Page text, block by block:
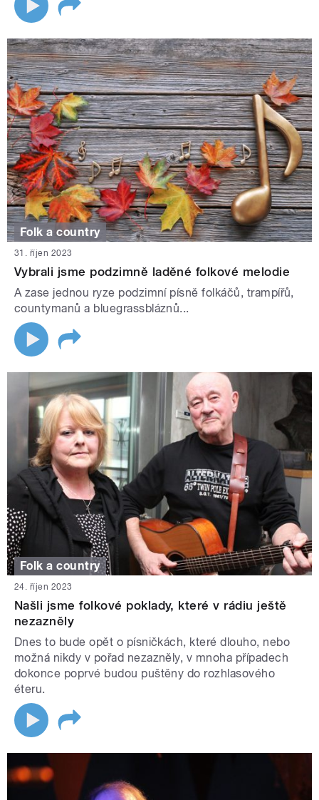
Folk a country
31. říjen 2023
Vybrali jsme podzimně laděné folkové melodie
A zase jednou ryze podzimní písně folkáčů, trampířů,
countymanů a bluegrassbláznů...
Folk a country
24. říjen 2023
Našli jsme folkové poklady, které v rádiu ještě
nezazněly
Dnes to bude opět o písničkách, které dlouho, nebo
možná nikdy v pořad nezazněly, v mnoha případech
dokonce poprvé budou puštěny do rozhlasového
éteru.